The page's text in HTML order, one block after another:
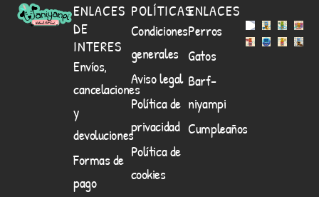
ENLACES
DE
INTERES
Envíos,
cancelaciones
y
devoluciones
Formas de
pago
POLÍTICAS
Condiciones
generales
Aviso legal
Política de
privacidad
Política de
cookies
ENLACES
Perros
Gatos
Barf-
niyampi
Cumpleaños